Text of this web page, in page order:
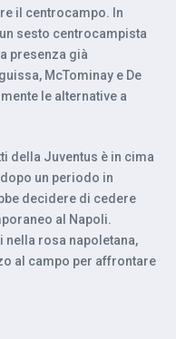
il centrocampo. In
sesto centrocampista
presenza già
McTominay e De
le alternative a
della Juventus è in cima
un periodo in
decidere di cedere
al Napoli.
nella rosa napoletana,
al campo per affrontare